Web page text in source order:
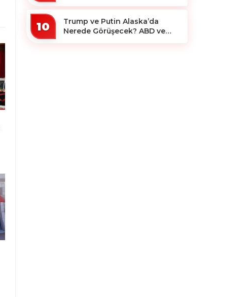
10
Trump ve Putin Alaska’da
Nerede Görüşecek? ABD ve